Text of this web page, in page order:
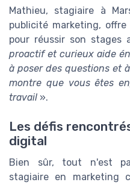
Mathieu, stagiaire à
publicité marketing,
pour réussir son stages
proactif et curieux aide
à poser des questions et
montre que vous êtes
travail ».
Les défis
digital
Bien sûr, tout n'est
stagiaire en marketing